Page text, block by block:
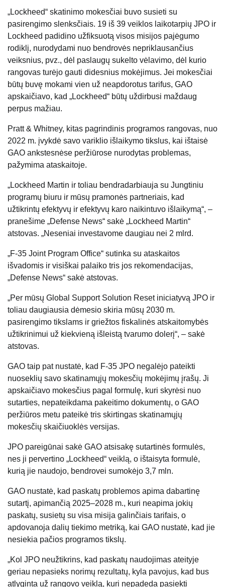
„Lockheed“ skatinimo mokesčiai buvo susieti su
pasirengimo slenksčiais. 19 iš 39 veiklos laikotarpių JPO ir
Lockheed padidino užfiksuotą visos misijos pajėgumo
rodiklį, nurodydami nuo bendrovės nepriklausančius
veiksnius, pvz., dėl paslaugų sukelto vėlavimo, dėl kurio
rangovas turėjo gauti didesnius mokėjimus. Jei mokesčiai
būtų buvę mokami vien už neapdorotus tarifus, GAO
apskaičiavo, kad „Lockheed“ būtų uždirbusi maždaug
perpus mažiau.
Pratt & Whitney, kitas pagrindinis programos rangovas, nuo
2022 m. įvykdė savo variklio išlaikymo tikslus, kai ištaisė
GAO ankstesnėse peržiūrose nurodytas problemas,
pažymima ataskaitoje.
„Lockheed Martin ir toliau bendradarbiauja su Jungtiniu
programų biuru ir mūsų pramonės partneriais, kad
užtikrintų efektyvų ir efektyvų karo naikintuvo išlaikymą“, –
pranešime „Defense News“ sakė „Lockheed Martin“
atstovas. „Neseniai investavome daugiau nei 2 mlrd.
„F-35 Joint Program Office“ sutinka su ataskaitos
išvadomis ir visiškai palaiko tris jos rekomendacijas,
„Defense News“ sakė atstovas.
„Per mūsų Global Support Solution Reset iniciatyvą JPO ir
toliau daugiausia dėmesio skiria mūsų 2030 m.
pasirengimo tikslams ir griežtos fiskalinės atskaitomybės
užtikrinimui už kiekvieną išleistą tvarumo dolerį“, – sakė
atstovas.
GAO taip pat nustatė, kad F-35 JPO negalėjo pateikti
nuoseklių savo skatinamųjų mokesčių mokėjimų įrašų. Ji
apskaičiavo mokesčius pagal formulę, kuri skyrėsi nuo
sutarties, nepateikdama pakeitimo dokumentų, o GAO
peržiūros metu pateikė tris skirtingas skatinamųjų
mokesčių skaičiuoklės versijas.
JPO pareigūnai sakė GAO atsisakę sutartinės formulės,
nes ji pervertino „Lockheed“ veiklą, o ištaisyta formulė,
kurią jie naudojo, bendrovei sumokėjo 3,7 mln.
GAO nustatė, kad paskatų problemos apima dabartinę
sutartį, apimančią 2025–2028 m., kuri neapima jokių
paskatų, susietų su visa misija galinčiais tarifais, o
apdovanoja dalių tiekimo metriką, kai GAO nustatė, kad jie
nesiekia pačios programos tikslų.
„Kol JPO neužtikrins, kad paskatų naudojimas ateityje
geriau nepasieks norimų rezultatų, kyla pavojus, kad bus
atlyginta už rangovo veiklą, kuri nepadeda pasiekti